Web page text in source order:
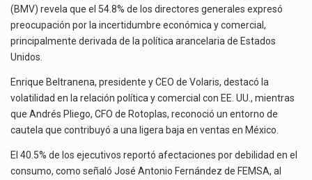
(BMV) revela que el 54.8% de los directores generales expresó
preocupación por la incertidumbre económica y comercial,
principalmente derivada de la política arancelaria de Estados
Unidos.
Enrique Beltranena, presidente y CEO de Volaris, destacó la
volatilidad en la relación política y comercial con EE. UU., mientras
que Andrés Pliego, CFO de Rotoplas, reconoció un entorno de
cautela que contribuyó a una ligera baja en ventas en México.
El 40.5% de los ejecutivos reportó afectaciones por debilidad en el
consumo, como señaló José Antonio Fernández de FEMSA, al